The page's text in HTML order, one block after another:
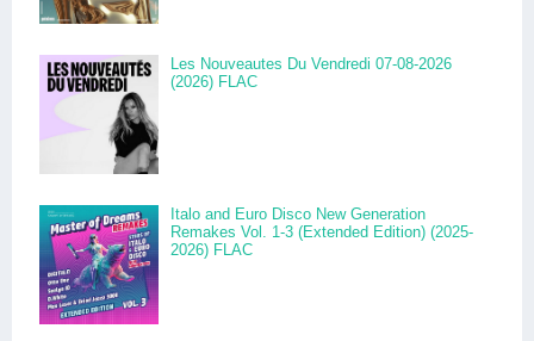
Les Nouveautes Du Vendredi 07-08-2026
(2026) FLAC
Italo and Euro Disco New Generation
Remakes Vol. 1-3 (Extended Edition) (2025-
2026) FLAC